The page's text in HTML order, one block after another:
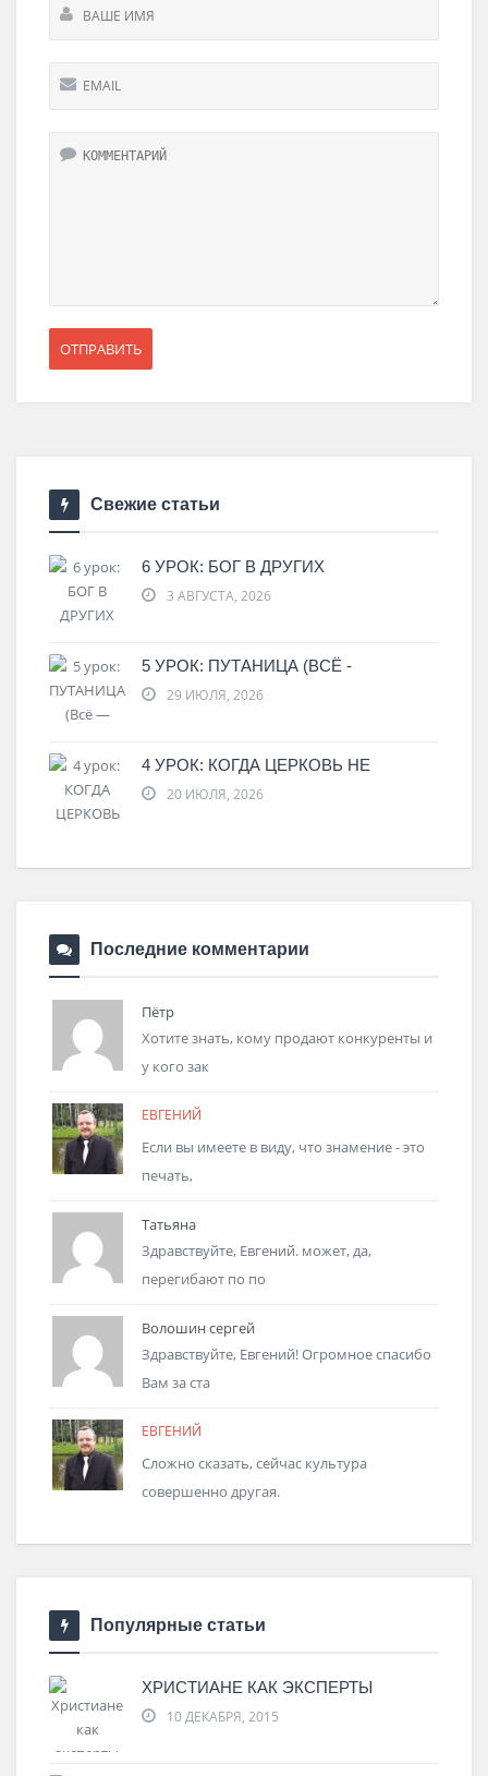
Свежие статьи
6 УРОК: БОГ В ДРУГИХ
3 АВГУСТА, 2026
5 УРОК: ПУТАНИЦА (ВСЁ -
29 ИЮЛЯ, 2026
4 УРОК: КОГДА ЦЕРКОВЬ НЕ
20 ИЮЛЯ, 2026
Последние комментарии
Пётр
Хотите знать, кому продают конкуренты и
у кого зак
ЕВГЕНИЙ
Если вы имеете в виду, что знамение - это
печать,
Татьяна
Здравствуйте, Евгений. может, да,
перегибают по по
Волошин сергей
Здравствуйте, Евгений! Огромное спасибо
Вам за ста
ЕВГЕНИЙ
Сложно сказать, сейчас культура
совершенно другая.
Популярные статьи
ХРИСТИАНЕ КАК ЭКСПЕРТЫ
10 ДЕКАБРЯ, 2015